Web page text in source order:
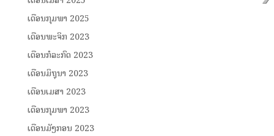
ເດືອນກຸມພາ 2025
ເດືອນພະຈິກ 2023
ເດືອນກໍລະກົດ 2023
ເດືອນມິຖຸນາ 2023
ເດືອນເມສາ 2023
ເດືອນກຸມພາ 2023
ເດືອນມັງກອນ 2023